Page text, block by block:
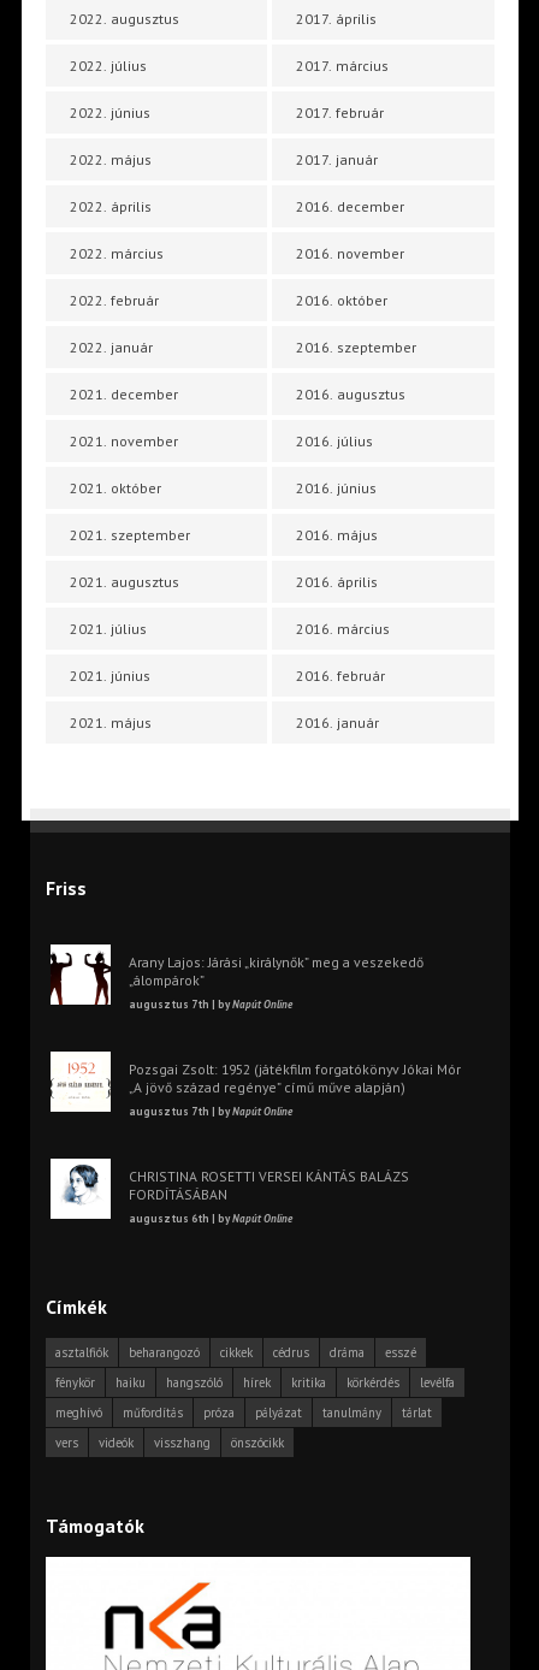
2022. augusztus
2022. július
2022. június
2022. május
2022. április
2022. március
2022. február
2022. január
2021. december
2021. november
2021. október
2021. szeptember
2021. augusztus
2021. július
2021. június
2021. május
2017. április
2017. március
2017. február
2017. január
2016. december
2016. november
2016. október
2016. szeptember
2016. augusztus
2016. július
2016. június
2016. május
2016. április
2016. március
2016. február
2016. január
Friss
Arany Lajos: Járási „királynők” meg a veszekedő
„álompárok”
augusztus 7th | byNapút Online
Pozsgai Zsolt: 1952 (játékfilm forgatókönyv Jókai Mór
„A jövő század regénye” című műve alapján)
augusztus 7th | byNapút Online
CHRISTINA ROSETTI VERSEI KÁNTÁS BALÁZS
FORDÍTÁSÁBAN
augusztus 6th | byNapút Online
Címkék
asztalfiók beharangozó cikkek cédrus dráma
esszé
fénykör
haiku hangszóló hírek kritika körkérdés
levélfa
meghívó
műfordítás próza pályázat tanulmány
tárlat
vers
videók visszhang önszócikk
Támogatók